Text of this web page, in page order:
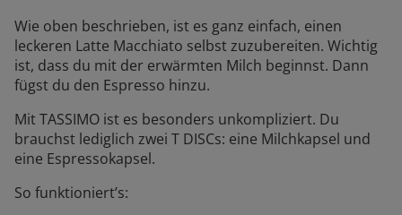
Wie oben beschrieben, ist es ganz einfach, einen
leckeren Latte Macchiato selbst zuzubereiten. Wichtig
ist, dass du mit der erwärmten Milch beginnst. Dann
fügst du den Espresso hinzu.
Mit TASSIMO ist es besonders unkompliziert. Du
brauchst lediglich zwei T DISCs: eine Milchkapsel und
eine Espressokapsel.
So funktioniert’s: